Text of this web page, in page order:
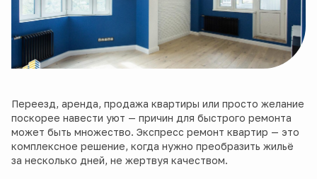
Переезд, аренда, продажа квартиры или просто желание
поскорее навести уют — причин для быстрого ремонта
может быть множество. Экспресс ремонт квартир — это
комплексное решение, когда нужно преобразить жильё
за несколько дней, не жертвуя качеством.